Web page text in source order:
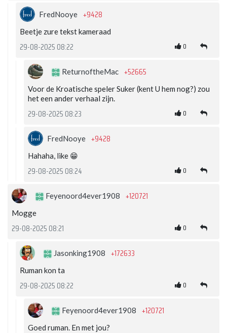
FredNooye +9428
Beetje zure tekst kameraad
29-08-2025 08:22 0
ReturnoftheMac +52665
Voor de Kroatische speler Suker (kent U hem nog?) zou
het een ander verhaal zijn.
29-08-2025 08:23 0
FredNooye +9428
Hahaha, like 😁
29-08-2025 08:24 0
Feyenoord4ever1908 +120721
Mogge
29-08-2025 08:21 0
Jasonking1908 +172633
Ruman kon ta
29-08-2025 08:22 0
Feyenoord4ever1908 +120721
Goed ruman. En met jou?